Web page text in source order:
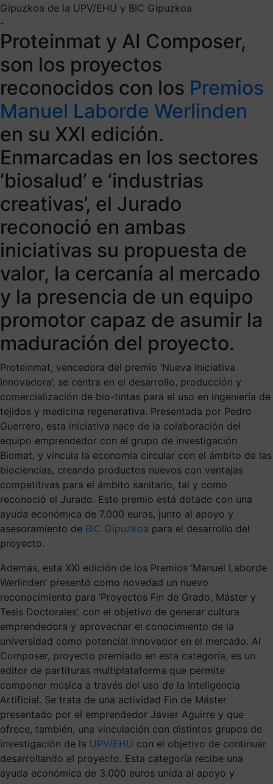
Gipuzkoa de la UPV/EHU y BIC Gipuzkoa
-
Proteinmat y AI Composer,
son los proyectos
reconocidos con los Premios
Manuel Laborde Werlinden
en su XXI edición.
Enmarcadas en los sectores
‘biosalud’ e ‘industrias
creativas’, el Jurado
reconoció en ambas
iniciativas su propuesta de
valor, la cercanía al mercado
y la presencia de un equipo
promotor capaz de asumir la
maduración del proyecto.
Proteinmat, vencedora del premio ‘Nueva Iniciativa
Innovadora’, se centra en el desarrollo, producción y
comercialización de bio-tintas para el uso en ingeniería de
tejidos y medicina regenerativa. Presentada por Pedro
Guerrero, esta iniciativa nace de la colaboración del
equipo emprendedor con el grupo de investigación
Biomat, y vincula la economía circular con el ámbito de las
biociencias, creando productos nuevos con ventajas
competitivas para el ámbito sanitario, tal y como
reconoció el Jurado. Este premio está dotado con una
ayuda económica de 7.000 euros, junto al apoyo y
asesoramiento de BIC Gipuzkoa para el desarrollo del
proyecto.
Además, esta XXI edición de los Premios ‘Manuel Laborde
Werlinden’ presentó como novedad un nuevo
reconocimiento para ‘Proyectos Fin de Grado, Máster y
Tesis Doctorales’, con el objetivo de generar cultura
emprendedora y aprovechar el conocimiento de la
universidad como potencial innovador en el mercado. AI
Composer, proyecto premiado en esta categoría, es un
editor de partituras multiplataforma que permite
componer música a través del uso de la Inteligencia
Artificial. Se trata de una actividad Fin de Máster
presentado por el emprendedor Javier Aguirre y que
ofrece, también, una vinculación con distintos grupos de
investigación de la UPV/EHU con el objetivo de continuar
desarrollando el proyecto. Esta categoría recibe una
ayuda económica de 3.000 euros unida al apoyo y